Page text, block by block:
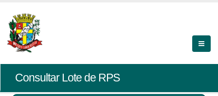
Consultar Lote de RPS